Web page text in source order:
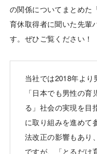
の関係についてまとめた
育休取得者に聞いた先輩
す。ぜひご覧ください！
当社では2018年より
「日本でも男性の
る」社会の実現を目
に取り組みを進めて
法改正の影響もあり
ですが、「とるだけ